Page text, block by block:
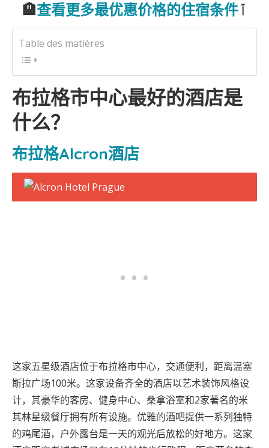
🏨查看更多最优惠价格的住宿条件ٱ
Table des matières
布拉格市中心最好的酒店是
什么？
布拉格Alcron酒店
这家五星级酒店位于布拉格市中心，交通便利，距离温塞
斯拉广场100米。这家设备齐全的酒店以艺术装饰风格设
计，其豪华的客房、健身中心、桑拿浴室和2家著名的米
其林星级餐厅拥有所有设施。优雅的酒吧提供一系列独特
的鸡尾酒，户外露台是一天的观光后放松的好地方。这家